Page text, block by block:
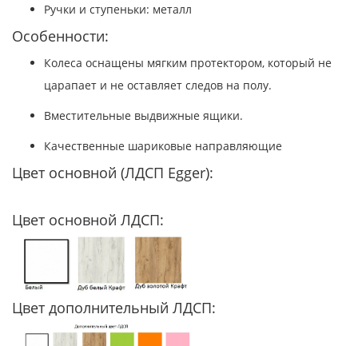
Ручки и ступеньки: металл
Особенности:
Колеса оснащены мягким протектором, который не
царапает и не оставляет следов на полу.
Вместительные выдвижные ящики.
Качественные шариковые направляющие
Цвет основной (ЛДСП Egger):
Цвет основной ЛДСП:
Цвет дополнительный ЛДСП: